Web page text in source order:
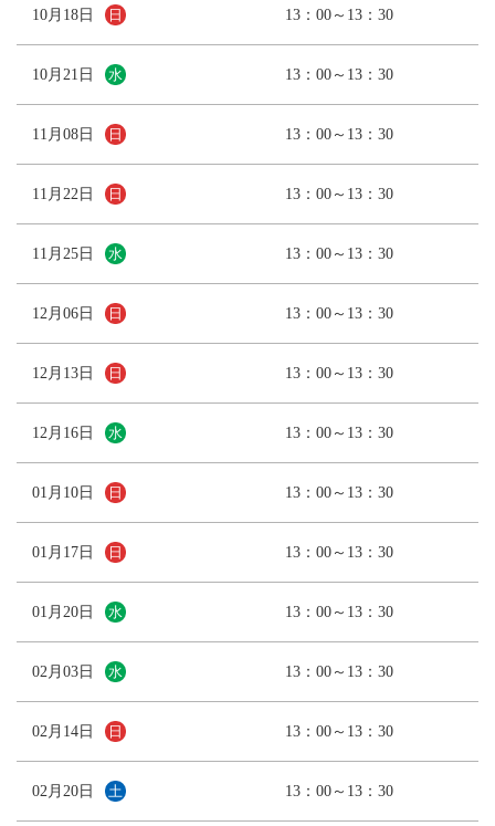
10月18日 日 13：00～13：30
10月21日 水 13：00～13：30
11月08日 日 13：00～13：30
11月22日 日 13：00～13：30
11月25日 水 13：00～13：30
12月06日 日 13：00～13：30
12月13日 日 13：00～13：30
12月16日 水 13：00～13：30
01月10日 日 13：00～13：30
01月17日 日 13：00～13：30
01月20日 水 13：00～13：30
02月03日 水 13：00～13：30
02月14日 日 13：00～13：30
02月20日 土 13：00～13：30